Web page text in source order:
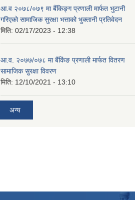
आ.व २०७८/०७९ मा बैंकिङ्ग प्रणाली मार्फत भुटानी
गरिएको सामाजिक सुरक्षा भत्ताको भुक्तानी प्रतिवेदन
मिति: 02/17/2023 - 12:38
आ.व. २०७७/०७८ मा बैंकिंङ प्रणाली मार्फत वितरण
सामाजिक सुरक्षा विवरण
मिति: 12/10/2021 - 13:10
अन्य